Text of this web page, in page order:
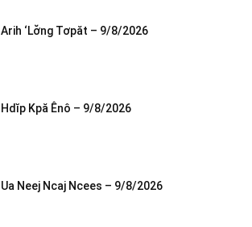
Arih ‘Lơ̆ng Tơpăt – 9/8/2026
Hdĭp Kpă Ênô – 9/8/2026
Ua Neej Ncaj Ncees – 9/8/2026